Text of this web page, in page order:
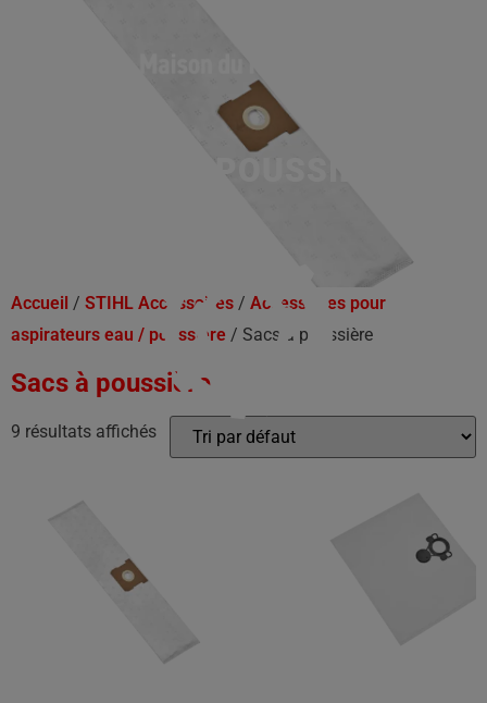
SACS À POUSSIÈRE
Accueil / STIHL Accessoires / Accessoires pour
aspirateurs eau / poussière / Sacs à poussière
Sacs à poussière
9 résultats affichés